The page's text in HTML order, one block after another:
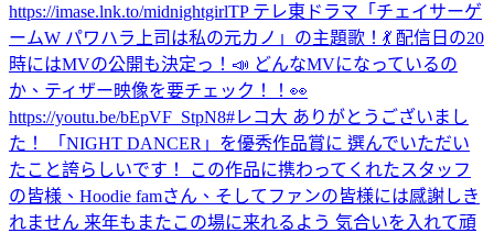
https://imase.lnk.to/midnightgirlTP テレ東ドラマ「チェイサーゲ
ームW パワハラ上司は私の元カノ」の主題歌！💃 配信日の20
時にはMVの公開も決定っ！📣 どんなMVになっているの
か、ティザー映像を要チェック！！👀
https://youtu.be/bEpVF_StpN8#レコ大 ありがとうございまし
た！ 「NIGHT DANCER」を優秀作品賞に 選んでいただい
たこと誇らしいです！ この作品に携わってくれたスタッフ
の皆様、Hoodie famさん、そしてファンの皆様には感謝しき
れません 来年もまたこの場に来れるよう 気合いを入れて頑